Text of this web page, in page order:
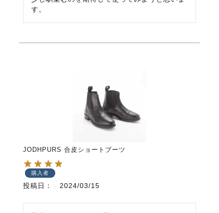
す。
JODHPURS 合皮ショートブーツ
購入者
投稿日 2024/03/15